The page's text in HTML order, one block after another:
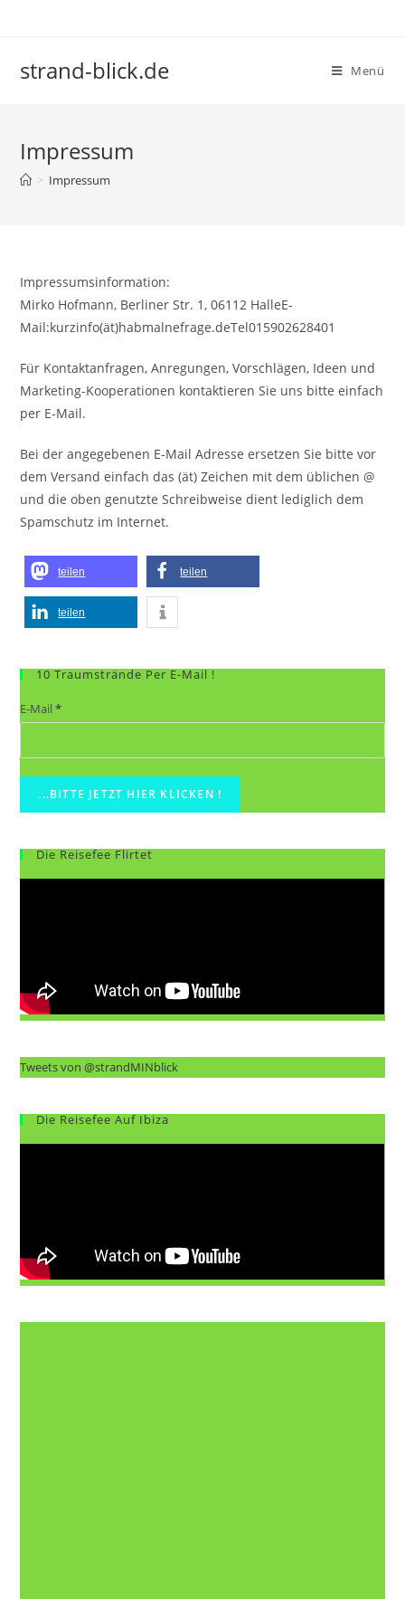
strand-blick.de Menü
Impressum
> Impressum
Impressumsinformation:
Mirko Hofmann, Berliner Str. 1, 06112 HalleE-
Mail:kurzinfo(ät)habmalnefrage.deTel015902628401
Für Kontaktanfragen, Anregungen, Vorschlägen, Ideen und
Marketing-Kooperationen kontaktieren Sie uns bitte einfach
per E-Mail.
Bei der angegebenen E-Mail Adresse ersetzen Sie bitte vor
dem Versand einfach das (ät) Zeichen mit dem üblichen @
und die oben genutzte Schreibweise dient lediglich dem
Spamschutz im Internet.
teilen teilen
teilen
10 Traumstrände Per E-Mail !
E-Mail*
Die Reisefee Flirtet
Tweets von @strandMINblick
Die Reisefee Auf Ibiza